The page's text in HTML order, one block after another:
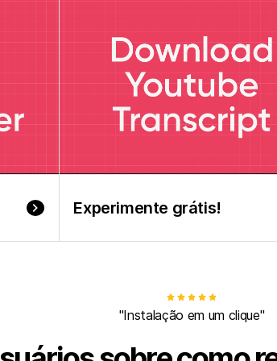
keyboard_arrow_right Experimente grátis!
"Instalação em um clique"